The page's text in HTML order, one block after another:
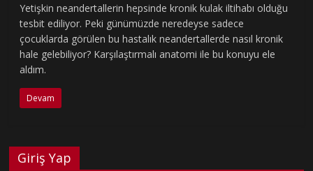
Yetişkin neandertallerin hepsinde kronik kulak iltihabı olduğu
tesbit ediliyor. Peki günümüzde neredeyse sadece
çocuklarda görülen bu hastalık neandertallerde nasıl kronik
hale gelebiliyor? Karşılaştırmalı anatomi ile bu konuyu ele
aldım.
Devam
Giriş Yap